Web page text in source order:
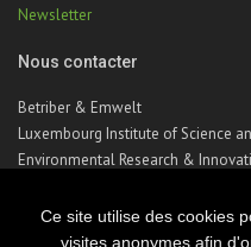
Ce site utilise des cookies
visites anonymes afin
Newsletter
Nous contacter
Betriber & Emwelt
Luxembourg Institute of Science
Environmental Research &
Téléphone : +352 275 888 – 1
Email :betriber-emwelt@list.lu